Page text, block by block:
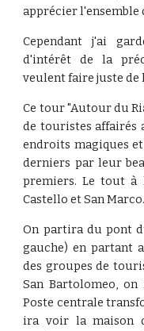
apprécier l'ensemble
Cependant j'ai
d'intérêt de la
veulent faire juste de
Ce tour "Autour du
de touristes affairés
endroits magiques
derniers par leur
premiers. Le tout à
Castello et San Marco.
On partira du pont
gauche) en partant
des groupes de
San Bartolomeo,
Poste centrale
ira voir la maison